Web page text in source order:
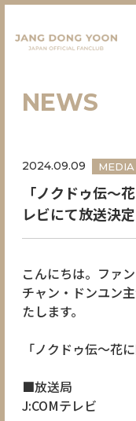
NEWS
2024.09.09 MEDIA
「ノクドゥ伝～
レビにて放送決定
こんにちは。ファ
チャン・ドンユン
たします。
「ノクドゥ伝～花
■放送局
J:COMテレビ